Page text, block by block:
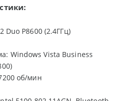
Duo P8600 (2.4ГГц)
Windows Vista Business
об/мин